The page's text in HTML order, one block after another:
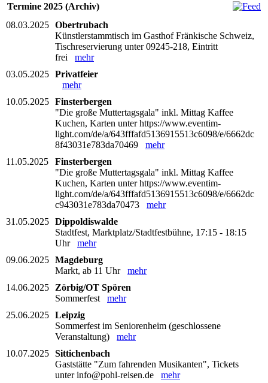
Termine 2025 (Archiv)
08.03.2025 Obertrubach
Künstlerstammtisch im Gasthof Fränkische Schweiz,
Tischreservierung unter 09245-218, Eintritt
frei mehr
03.05.2025 Privatfeier
mehr
10.05.2025 Finsterbergen
"Die große Muttertagsgala" inkl. Mittag Kaffee
Kuchen, Karten unter https://www.eventim-
light.com/de/a/643fffafd5136915513c6098/e/6662dc
8f43031e783da70469 mehr
11.05.2025
Finsterbergen
"Die große Muttertagsgala" inkl. Mittag Kaffee
Kuchen, Karten unter https://www.eventim-
light.com/de/a/643fffafd5136915513c6098/e/6662dc
c943031e783da70473 mehr
31.05.2025 Dippoldiswalde
Stadtfest, Marktplatz/Stadtfestbühne, 17:15 - 18:15
Uhr mehr
09.06.2025 Magdeburg
Markt, ab 11 Uhr mehr
14.06.2025
Zörbig/OT Spören
Sommerfest mehr
25.06.2025 Leipzig
Sommerfest im Seniorenheim (geschlossene
Veranstaltung) mehr
10.07.2025 Sittichenbach
Gaststätte "Zum fahrenden Musikanten", Tickets
unter info@pohl-reisen.de mehr